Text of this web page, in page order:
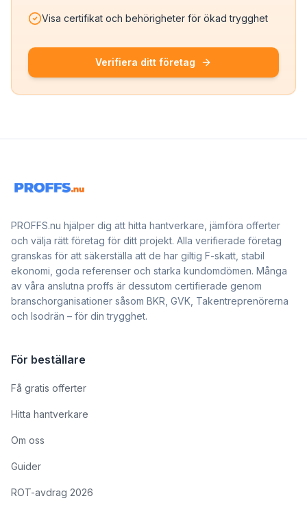
Visa certifikat och behörigheter för ökad trygghet
Verifiera ditt företag
PROFFS.nu hjälper dig att hitta hantverkare, jämföra offerter
och välja rätt företag för ditt projekt. Alla verifierade företag
granskas för att säkerställa att de har giltig F-skatt, stabil
ekonomi, goda referenser och starka kundomdömen. Många
av våra anslutna proffs är dessutom certifierade genom
branschorganisationer såsom BKR, GVK, Takentreprenörerna
och Isodrän – för din trygghet.
För beställare
Få gratis offerter
Hitta hantverkare
Om oss
Guider
ROT-avdrag 2026